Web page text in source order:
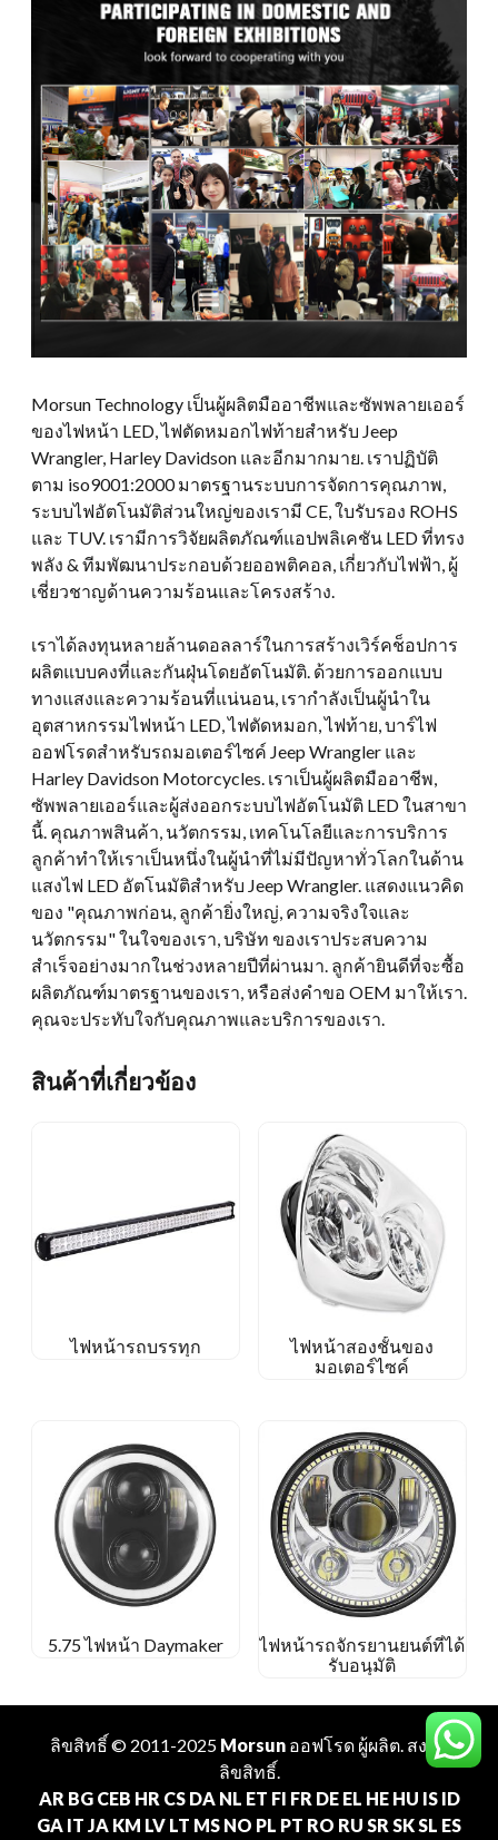
Morsun Technology เป็นผู้ผลิตมืออาชีพและซัพพลายเออร์
ของไฟหน้า LED, ไฟตัดหมอกไฟท้ายสำหรับ Jeep
Wrangler, Harley Davidson และอีกมากมาย. เราปฏิบัติ
ตาม iso9001:2000 มาตรฐานระบบการจัดการคุณภาพ,
ระบบไฟอัตโนมัติส่วนใหญ่ของเรามี CE, ใบรับรอง ROHS
และ TUV. เรามีการวิจัยผลิตภัณฑ์แอปพลิเคชัน LED ที่ทรง
พลัง & ทีมพัฒนาประกอบด้วยออพติคอล, เกี่ยวกับไฟฟ้า, ผู้
เชี่ยวชาญด้านความร้อนและโครงสร้าง.
เราได้ลงทุนหลายล้านดอลลาร์ในการสร้างเวิร์คช็อปการ
ผลิตแบบคงที่และกันฝุ่นโดยอัตโนมัติ. ด้วยการออกแบบ
ทางแสงและความร้อนที่แน่นอน, เรากำลังเป็นผู้นำใน
อุตสาหกรรมไฟหน้า LED, ไฟตัดหมอก, ไฟท้าย, บาร์ไฟ
ออฟโรดสำหรับรถมอเตอร์ไซค์ Jeep Wrangler และ
Harley Davidson Motorcycles. เราเป็นผู้ผลิตมืออาชีพ,
ซัพพลายเออร์และผู้ส่งออกระบบไฟอัตโนมัติ LED ในสาขา
นี้. คุณภาพสินค้า, นวัตกรรม, เทคโนโลยีและการบริการ
ลูกค้าทำให้เราเป็นหนึ่งในผู้นำที่ไม่มีปัญหาทั่วโลกในด้าน
แสงไฟ LED อัตโนมัติสำหรับ Jeep Wrangler. แสดงแนวคิด
ของ "คุณภาพก่อน, ลูกค้ายิ่งใหญ่, ความจริงใจและ
นวัตกรรม" ในใจของเรา, บริษัท ของเราประสบความ
สำเร็จอย่างมากในช่วงหลายปีที่ผ่านมา. ลูกค้ายินดีที่จะซื้อ
ผลิตภัณฑ์มาตรฐานของเรา, หรือส่งคำขอ OEM มาให้เรา.
คุณจะประทับใจกับคุณภาพและบริการของเรา.
สินค้าที่เกี่ยวข้อง
ไฟหน้ารถบรรทุก
ไฟหน้าสองชั้นของ
มอเตอร์ไซค์
5.75 ไฟหน้า Daymaker
ไฟหน้ารถจักรยานยนต์ที่ได้
รับอนุมัติ
ลิขสิทธิ์ © 2011-2025 Morsunออฟโรด ผู้ผลิต. สงวน
ลิขสิทธิ์.
AR BG CEB HR CS DA NL ET FI FR DE EL HE HU IS ID
GA IT JA KM LV LT MS NO PL PT RO RU SR SKSL ES